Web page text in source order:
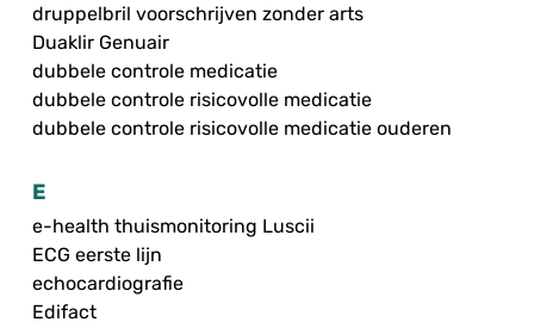
druppelbril voorschrijven zonder arts
Duaklir Genuair
dubbele controle medicatie
dubbele controle risicovolle medicatie
dubbele controle risicovolle medicatie ouderen
E
e-health thuismonitoring Luscii
ECG eerste lijn
echocardiografie
Edifact